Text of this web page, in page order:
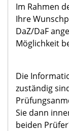
Im Rahmen
Ihre
DaZ/DaF
Möglichkeit
Die
zuständig
Sie dann
beiden